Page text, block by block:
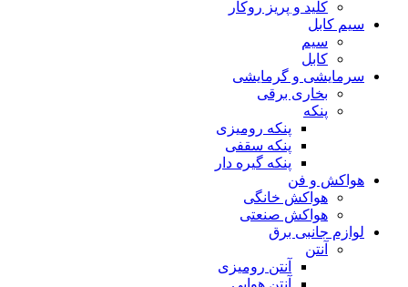
کلید و پریز روکار
سیم کابل
سیم
کابل
سرمایشی و گرمایشی
بخاری برقی
پنکه
پنکه رومیزی
پنکه سقفی
پنکه گیره دار
هواکش و فن
هواکش خانگی
هواکش صنعتی
لوازم جانبی برق
آنتن
آنتن رومیزی